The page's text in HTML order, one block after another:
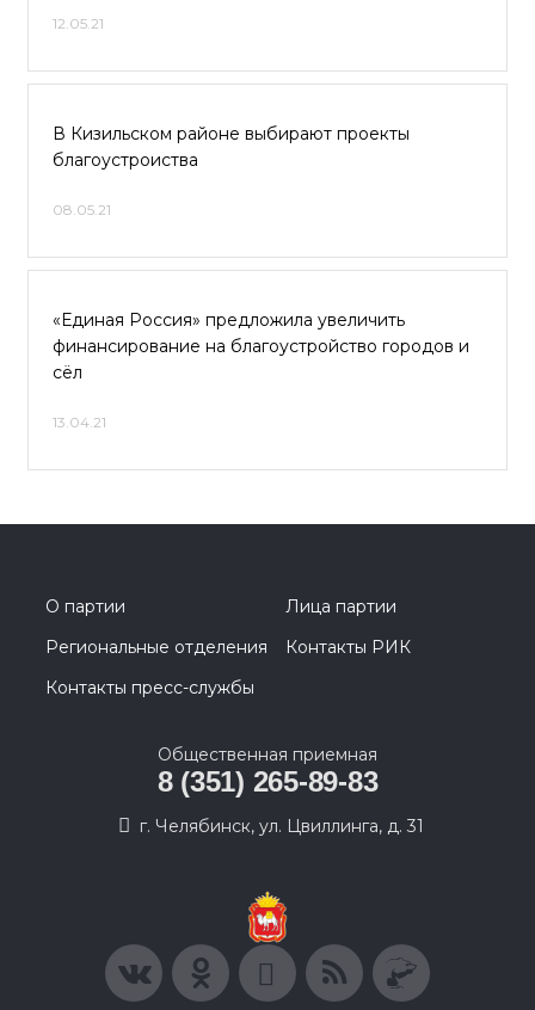
12.05.21
В Кизильском районе выбирают проекты
благоустроиства
08.05.21
«Единая Россия» предложила увеличить
финансирование на благоустройство городов и
сёл
13.04.21
О партии
Лица партии
Региональные отделения
Контакты РИК
Контакты пресс-службы
Общественная приемная
8 (351) 265-89-83
г. Челябинск, ул. Цвиллинга, д. 31